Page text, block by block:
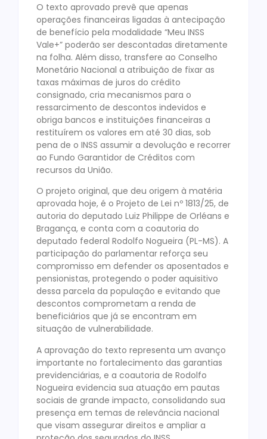
O texto aprovado prevê que apenas
operações financeiras ligadas à antecipação
de benefício pela modalidade “Meu INSS
Vale+” poderão ser descontadas diretamente
na folha. Além disso, transfere ao Conselho
Monetário Nacional a atribuição de fixar as
taxas máximas de juros do crédito
consignado, cria mecanismos para o
ressarcimento de descontos indevidos e
obriga bancos e instituições financeiras a
restituírem os valores em até 30 dias, sob
pena de o INSS assumir a devolução e recorrer
ao Fundo Garantidor de Créditos com
recursos da União.
O projeto original, que deu origem à matéria
aprovada hoje, é o Projeto de Lei nº 1813/25, de
autoria do deputado Luiz Philippe de Orléans e
Bragança, e conta com a coautoria do
deputado federal Rodolfo Nogueira (PL-MS). A
participação do parlamentar reforça seu
compromisso em defender os aposentados e
pensionistas, protegendo o poder aquisitivo
dessa parcela da população e evitando que
descontos comprometam a renda de
beneficiários que já se encontram em
situação de vulnerabilidade.
A aprovação do texto representa um avanço
importante no fortalecimento das garantias
previdenciárias, e a coautoria de Rodolfo
Nogueira evidencia sua atuação em pautas
sociais de grande impacto, consolidando sua
presença em temas de relevância nacional
que visam assegurar direitos e ampliar a